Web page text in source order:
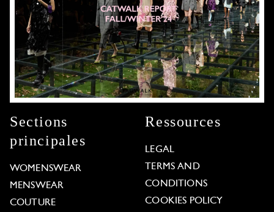
Sections
principales
WOMENSWEAR
MENSWEAR
COUTURE
Ressources
LEGAL
TERMS AND
CONDITIONS
COOKIES POLICY